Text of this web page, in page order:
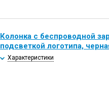
Колонка с беспроводной
подсветкой логотипа,
Характеристики